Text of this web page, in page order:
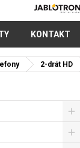
KONTAKT
2-drát HD